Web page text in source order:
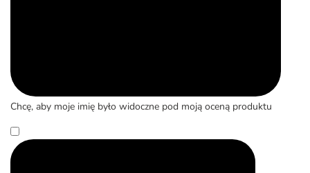
Chcę, aby moje imię było widoczne pod moją oceną produktu